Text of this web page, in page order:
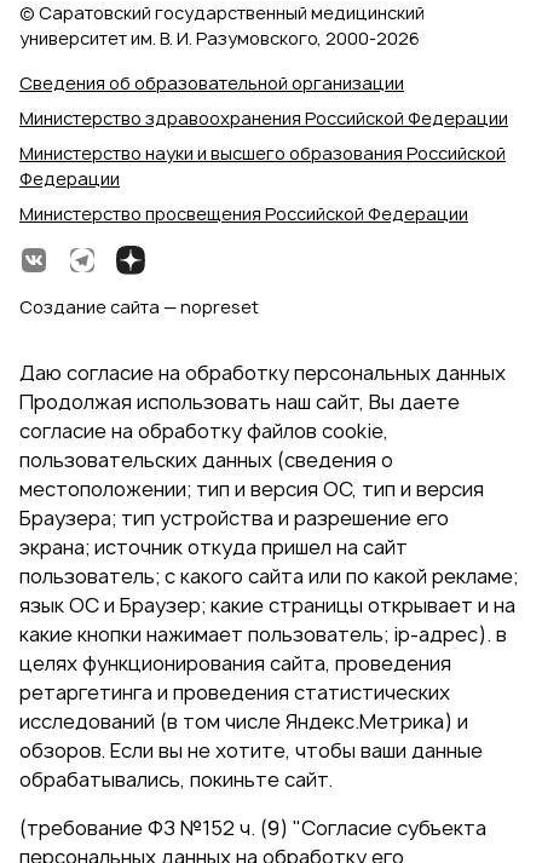
Сведения об образовательной организации
Министерство здравоохранения Российской Федерации
Министерство науки и высшего образования Российской
Федерации
Министерство просвещения Российской Федерации
© Саратовский государственный медицинский
университет им. В. И. Разумовского, 2000‑2026
Создание сайта — nopreset
Даю согласие на обработку персональных данных
Продолжая использовать наш сайт, Вы даете
согласие на обработку файлов cookie,
пользовательских данных (сведения о
местоположении; тип и версия ОС, тип и версия
Браузера; тип устройства и разрешение его
экрана; источник откуда пришел на сайт
пользователь; с какого сайта или по какой рекламе;
язык ОС и Браузер; какие страницы открывает и на
какие кнопки нажимает пользователь; ip-адрес). в
целях функционирования сайта, проведения
ретаргетинга и проведения статистических
исследований (в том числе Яндекс.Метрика) и
обзоров. Если вы не хотите, чтобы ваши данные
обрабатывались, покиньте сайт.
(требование ФЗ №152 ч. (9) "Согласие субъекта
персональных данных на обработку его